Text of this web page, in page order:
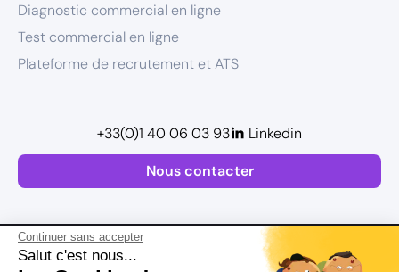
Continuer sans accepter
Salut c'est nous...
Diagnostic commercial en ligne
Test commercial en ligne
Plateforme de recrutement et ATS
Nous contacter
+33(0)1 40 06 03 93 Linkedin